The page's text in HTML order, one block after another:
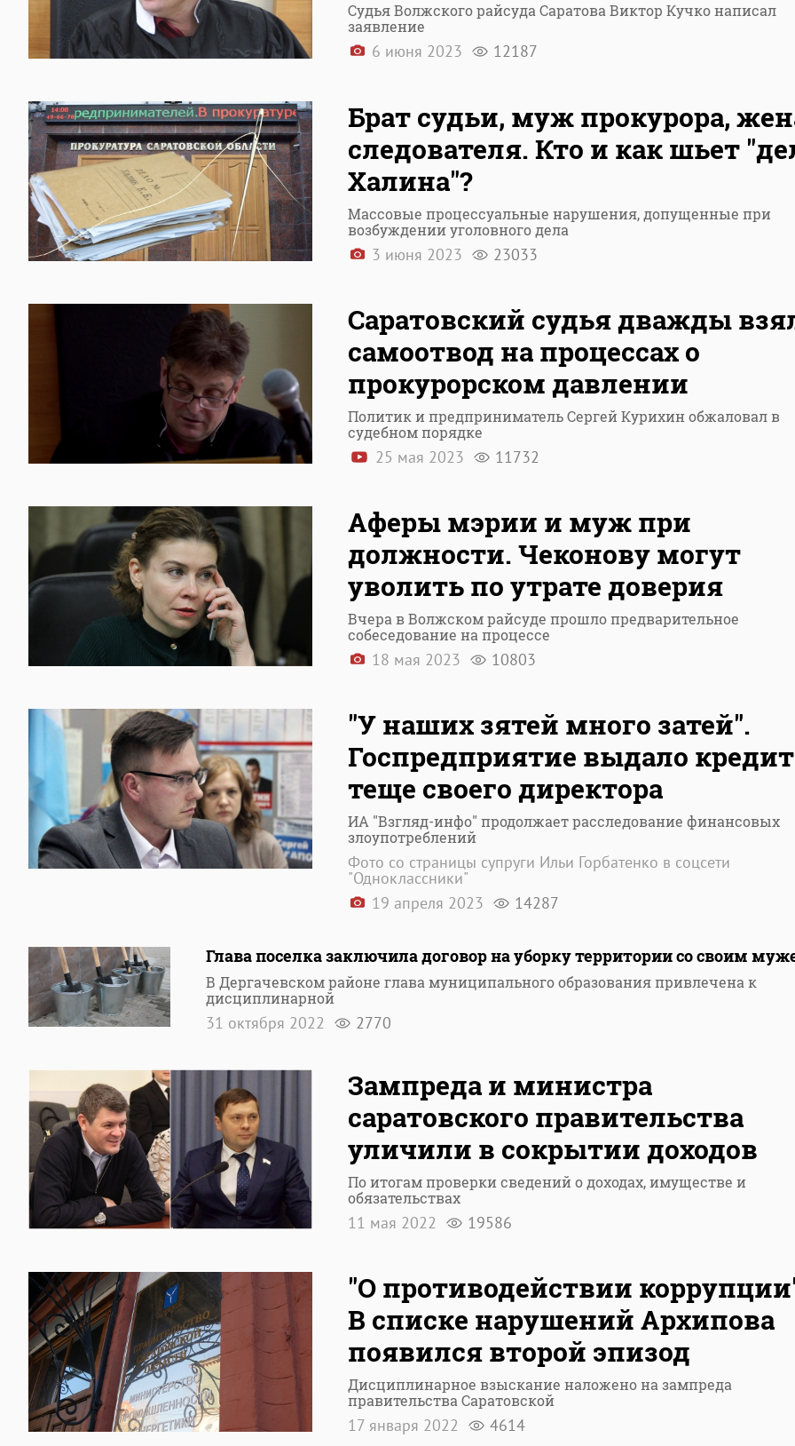
Судья Волжского райсуда Саратова Виктор Кучко написал
заявление
6 июня 2023 12187
Брат судьи, муж прокурора,
следователя. Кто и как шьет
Халина"?
Массовые процессуальные нарушения, допущенные при
возбуждении уголовного дела
3 июня 2023 23033
Саратовский судья дважды
самоотвод на процессах о
прокурорском давлении
Политик и предприниматель Сергей Курихин обжаловал в
судебном порядке
25 мая 2023 11732
Аферы мэрии и муж при
должности. Чеконову могут
уволить по утрате доверия
Вчера в Волжском райсуде прошло предварительное
собеседование на процессе
18 мая 2023 10803
"У наших зятей много затей".
Госпредприятие выдало кредит
теще своего директора
ИА "Взгляд-инфо" продолжает расследование финансовых
злоупотреблений
Фото со страницы супруги Ильи Горбатенко в соцсети
"Одноклассники"
19 апреля 2023
14287
Глава поселка заключила договор на уборку территории со своим
В Дергачевском районе глава муниципального образования привлечена к
дисциплинарной
31 октября 2022 2770
Зампреда и министра
саратовского правительства
уличили в сокрытии доходов
По итогам проверки сведений о доходах, имуществе и
обязательствах
11 мая 2022 19586
"О противодействии
В списке нарушений Архипова
появился второй эпизод
Дисциплинарное взыскание наложено на зампреда
правительства Саратовской
17 января 2022 4614